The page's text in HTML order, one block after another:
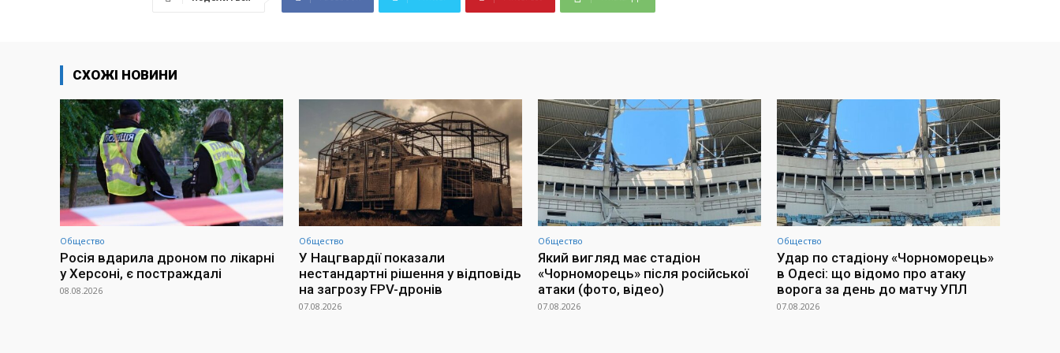
СХОЖІ НОВИНИ
Общество
Росія вдарила дроном по лікарні
у Херсоні, є постраждалі
08.08.2026
Общество
У Нацгвардії показали
нестандартні рішення у відповідь
на загрозу FPV-дронів
07.08.2026
Общество
Який вигляд має стадіон
«Чорноморець» після російської
атаки (фото, відео)
07.08.2026
Общество
Удар по стадіону «Чорноморець»
в Одесі: що відомо про атаку
ворога за день до матчу УПЛ
07.08.2026